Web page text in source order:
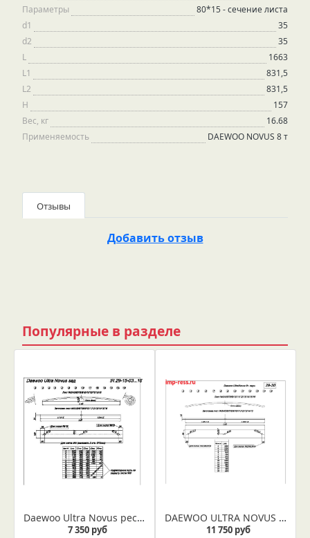
Параметры
80*15 - сечение листа
d1
35
d2
35
L
1663
L1
831,5
L2
831,5
H
157
Вес, кг
16.68
Применяемость
DAEWOO NOVUS 8 т
Отзывы
Добавить отзыв
Популярные в разделе
Daewoo Ultra Novus рессора задняя лист № 5 (IR 29-15-05)
7 350 руб
DAEWOO ULTRA NOVUS 8 т рессора задняя лист №4 (IR 29-30-04)
11 750 руб